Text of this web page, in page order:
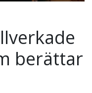
berättar